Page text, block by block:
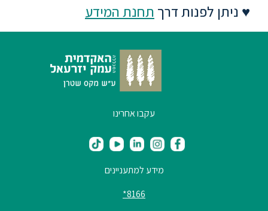
תואר
♥ ניתן לפנות דרך תחנת המידע
עקבו אחרינו
מידע למתעניינים
8166*